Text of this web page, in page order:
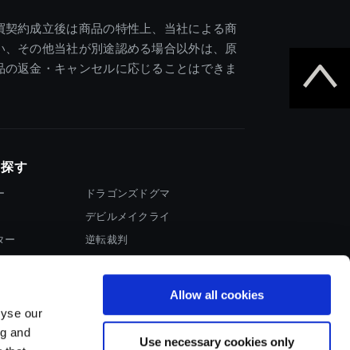
our
and
Allow all cookies
Use necessary cookies only
契約成立後は商品の特性上、当社による商
、その他当社が別途認める場合以外は、原
の返金・キャンセルに応じることはできま
す
ー
ドラゴンズドグマ
デビルメイクライ
逆転裁判